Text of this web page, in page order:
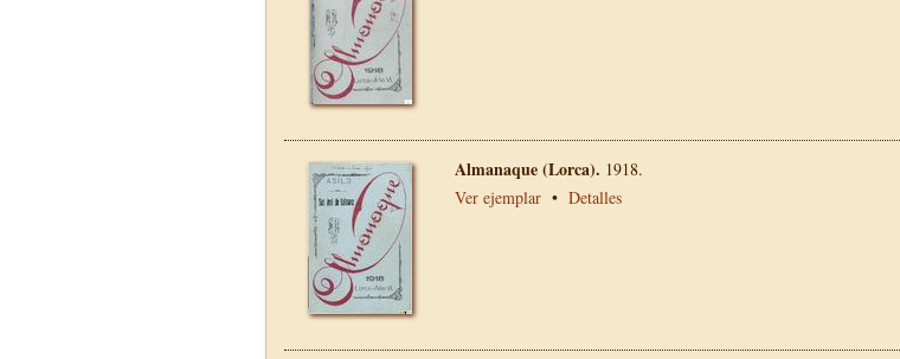
Almanaque (Lorca). 1918.
Ver ejemplar • Detalles